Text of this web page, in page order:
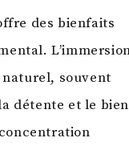
des bienfaits
souvent
détente et le